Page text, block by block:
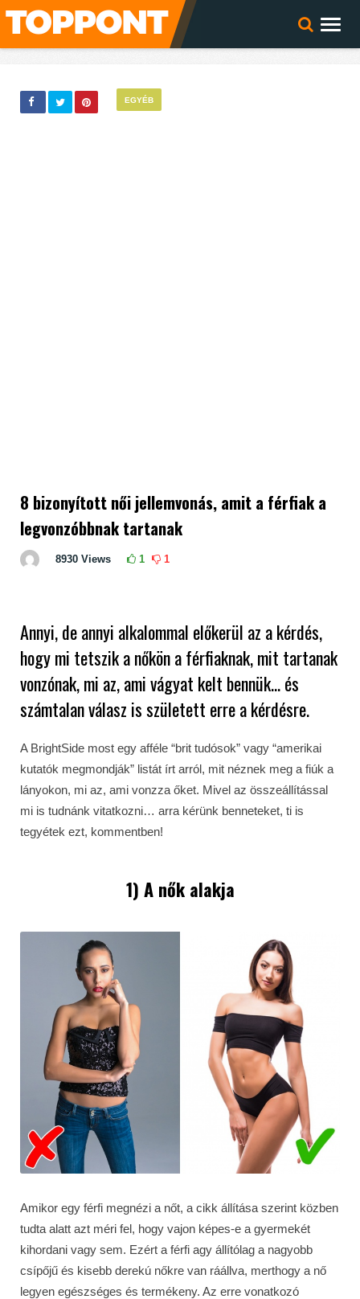
EGYÉB
8 bizonyított női jellemvonás, amit a férfiak a
legvonzóbbnak tartanak
8930 Views 1 1
Annyi, de annyi alkalommal előkerül az a kérdés,
hogy mi tetszik a nőkön a férfiaknak, mit tartanak
vonzónak, mi az, ami vágyat kelt bennük… és
számtalan válasz is született erre a kérdésre.
A BrightSide most egy afféle “brit tudósok” vagy “amerikai
kutatók megmondják” listát írt arról, mit néznek meg a fiúk a
lányokon, mi az, ami vonzza őket. Mivel az összeállítással
mi is tudnánk vitatkozni… arra kérünk benneteket, ti is
tegyétek ezt, kommentben!
1) A nők alakja
Amikor egy férfi megnézi a nőt, a cikk állítása szerint közben
tudta alatt azt méri fel, hogy vajon képes-e a gyermekét
kihordani vagy sem. Ezért a férfi agy állítólag a nagyobb
csípőjű és kisebb derekú nőkre van ráállva, merthogy a nő
legyen egészséges és termékeny. Az erre vonatkozó